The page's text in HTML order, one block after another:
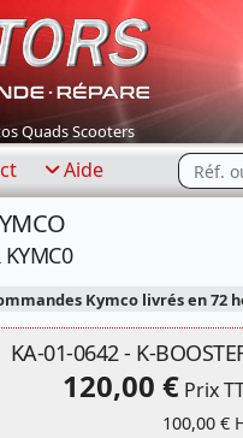
Quads Scooters
Aide
Kymco livrés en 72
KA-01-0642 - K-
120,00 € Prix
100,00 €